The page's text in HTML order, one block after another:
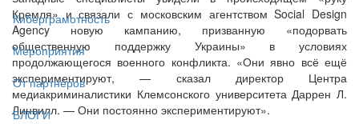
Киберграмотность
Мероприятия
От партнёров
БЛОГИ
Кремля» и связали с московским агентством Social Design
Agency новую кампанию, призванную «подорвать
общественную поддержку Украины» в условиях
продолжающегося военного конфликта. «Они явно всё ещё
экспериментируют, — сказал директор Центра
медиакриминалистики Клемсонского университета Даррен Л.
Линвилл. — Они постоянно экспериментируют».